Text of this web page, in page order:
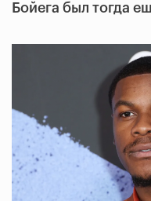
Бойега был тогда